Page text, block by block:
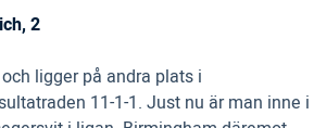
2
ligger på andra plats i
11-1-1. Just nu är man inne i